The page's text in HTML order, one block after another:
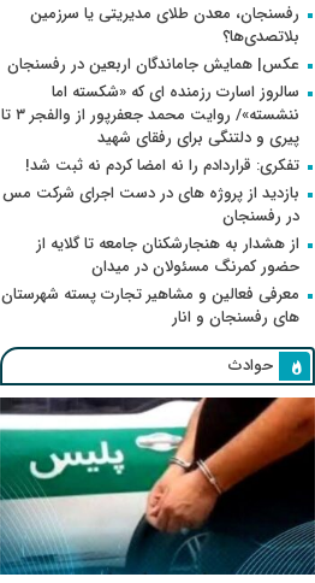
رفسنجان، معدن طلای مدیریتی یا سرزمین
بلاتصدی‌ها؟
عکس| همایش جاماندگان اربعین در رفسنجان
سالروز اسارت رزمنده ای که «شکسته اما
ننشسته»/ روایت محمد جعفرپور از والفجر ۳ تا
پیری و دلتنگی برای رفقای شهید
تفکری: قراردادم را نه امضا کردم نه ثبت شد!
بازدید از پروژه های در دست اجرای شرکت مس
در رفسنجان
از هشدار به هنجارشکنان جامعه تا گلایه از
حضور کمرنگ مسئولان در میدان
معرفی فعالین و مشاهیر تجارت پسته شهرستان
های رفسنجان و انار
حوادث